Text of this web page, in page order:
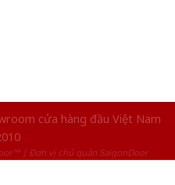
cửa hàng đầu Việt Nam
| Đơn vị chủ quản SaigonDoor